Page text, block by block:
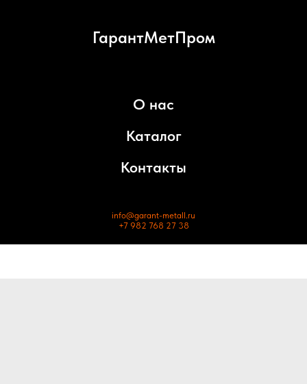
ГарантМетПром
О нас
Каталог
Контакты
info@garant-metall.ru
+7 982 768 27 38